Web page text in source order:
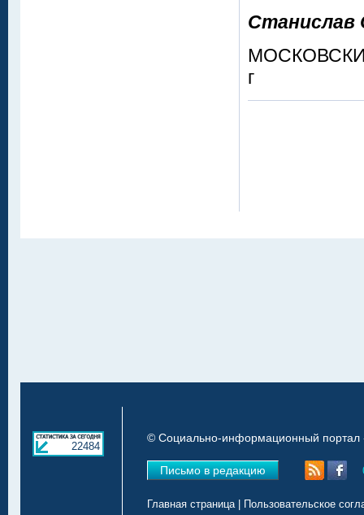
г
22484
© Социально-информационный портал
Письмо в редакцию
Главная страница| Пользовательское